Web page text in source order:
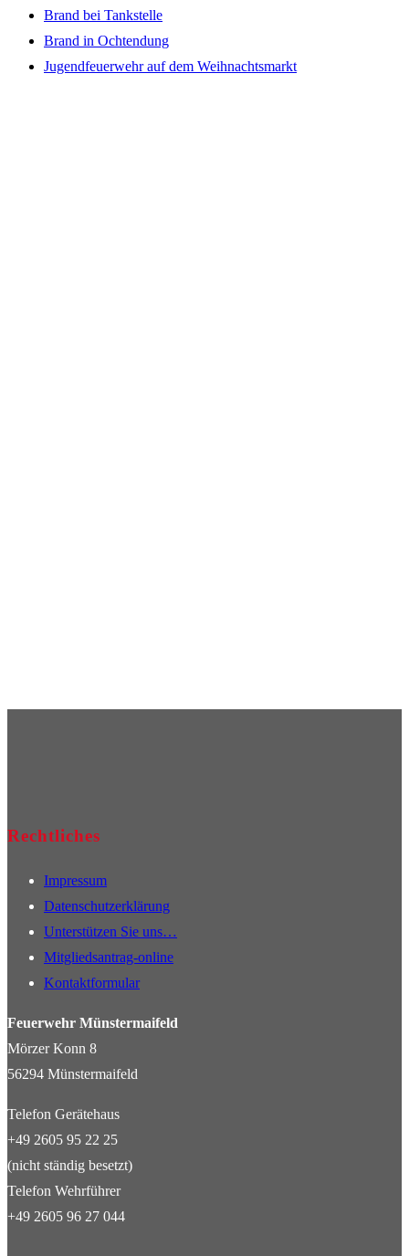
Brand bei Tankstelle
Brand in Ochtendung
Jugendfeuerwehr auf dem Weihnachtsmarkt
Rechtliches
Impressum
Datenschutzerklärung
Unterstützen Sie uns…
Mitgliedsantrag-online
Kontaktformular
Feuerwehr Münstermaifeld
Mörzer Konn 8
56294 Münstermaifeld
Telefon Gerätehaus
+49 2605 95 22 25
(nicht ständig besetzt)
Telefon Wehrführer
+49 2605 96 27 044